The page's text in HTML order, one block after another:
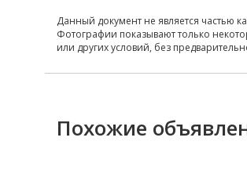
Данный документ не является частью
Фотографии показывают только
или других условий, без
Похожие